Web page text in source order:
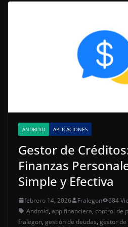
ANDROID APLICACIONES
Gestor de
Finanzas
Simple y Efectiva
febrero 14, 2026 Fralegon
684
Android, app financiera, control de
fralegon, gestión de deudas, gestor